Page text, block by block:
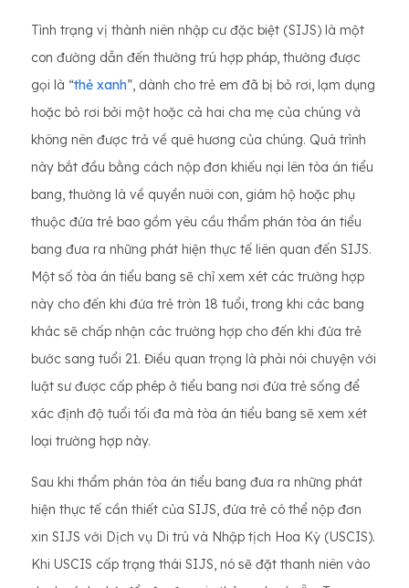
Tình trạng vị thành niên nhập cư đặc biệt (SIJS) là một
con đường dẫn đến thường trú hợp pháp, thường được
gọi là “thẻ xanh”, dành cho trẻ em đã bị bỏ rơi, lạm dụng
hoặc bỏ rơi bởi một hoặc cả hai cha mẹ của chúng và
không nên được trả về quê hương của chúng. Quá trình
này bắt đầu bằng cách nộp đơn khiếu nại lên tòa án tiểu
bang, thường là về quyền nuôi con, giám hộ hoặc phụ
thuộc đứa trẻ bao gồm yêu cầu thẩm phán tòa án tiểu
bang đưa ra những phát hiện thực tế liên quan đến SIJS.
Một số tòa án tiểu bang sẽ chỉ xem xét các trường hợp
này cho đến khi đứa trẻ tròn 18 tuổi, trong khi các bang
khác sẽ chấp nhận các trường hợp cho đến khi đứa trẻ
bước sang tuổi 21. Điều quan trọng là phải nói chuyện với
luật sư được cấp phép ở tiểu bang nơi đứa trẻ sống để
xác định độ tuổi tối đa mà tòa án tiểu bang sẽ xem xét
loại trường hợp này.
Sau khi thẩm phán tòa án tiểu bang đưa ra những phát
hiện thực tế cần thiết của SIJS, đứa trẻ có thể nộp đơn
xin SIJS với Dịch vụ Di trú và Nhập tịch Hoa Kỳ (USCIS).
Khi USCIS cấp trạng thái SIJS, nó sẽ đặt thanh niên vào